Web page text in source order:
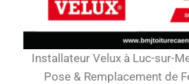
Installateur Velux à Luc-sur-
Pose & Remplacement de